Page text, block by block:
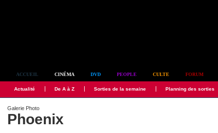
ACCUEIL CINÉMA DVD PEOPLE CULTE FORUM
Actualité De A à Z Sorties de la semaine Planning des sorties
Galerie Photo
Phoenix